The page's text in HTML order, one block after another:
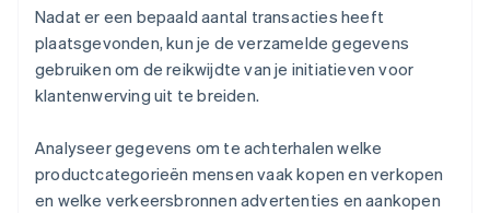
Nadat er een bepaald aantal transacties heeft
plaatsgevonden, kun je de verzamelde gegevens
gebruiken om de reikwijdte van je initiatieven voor
klantenwerving uit te breiden.
Analyseer gegevens om te achterhalen welke
productcategorieën mensen vaak kopen en verkopen
en welke verkeersbronnen advertenties en aankopen